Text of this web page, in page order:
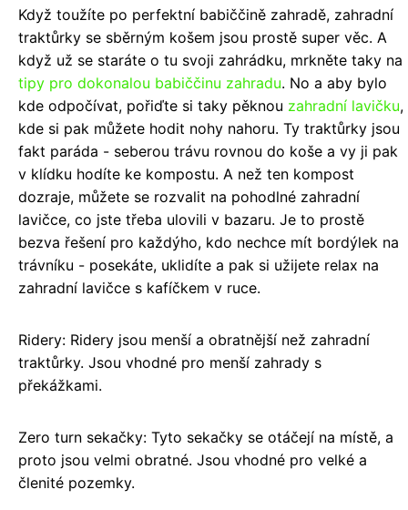
Když toužíte po perfektní babiččině zahradě, zahradní
traktůrky se sběrným košem jsou prostě super věc. A
když už se staráte o tu svoji zahrádku, mrkněte taky na
tipy pro dokonalou babiččinu zahradu. No a aby bylo
kde odpočívat, pořiďte si taky pěknou zahradní lavičku,
kde si pak můžete hodit nohy nahoru. Ty traktůrky jsou
fakt paráda - seberou trávu rovnou do koše a vy ji pak
v klídku hodíte ke kompostu. A než ten kompost
dozraje, můžete se rozvalit na pohodlné zahradní
lavičce, co jste třeba ulovili v bazaru. Je to prostě
bezva řešení pro každýho, kdo nechce mít bordýlek na
trávníku - posekáte, uklidíte a pak si užijete relax na
zahradní lavičce s kafíčkem v ruce.
Ridery: Ridery jsou menší a obratnější než zahradní
traktůrky. Jsou vhodné pro menší zahrady s
překážkami.
Zero turn sekačky: Tyto sekačky se otáčejí na místě, a
proto jsou velmi obratné. Jsou vhodné pro velké a
členité pozemky.